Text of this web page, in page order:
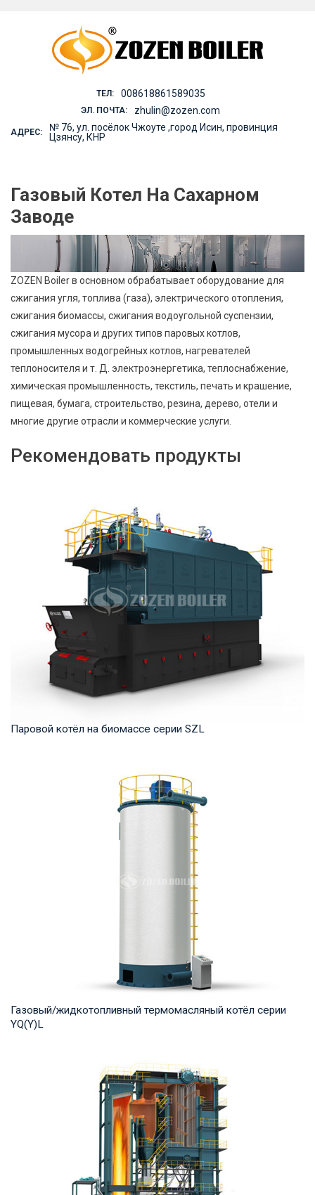
ТЕЛ: 008618861589035
ЭЛ. ПОЧТА: zhulin@zozen.com
АДРЕС:
№ 76, ул. посёлок Чжоуте ,город Исин, провинция
Цзянсу, КНР
Газовый Котел На Сахарном
Заводе
ZOZEN Boiler в основном обрабатывает оборудование для
сжигания угля, топлива (газа), электрического отопления,
сжигания биомассы, сжигания водоугольной суспензии,
сжигания мусора и других типов паровых котлов,
промышленных водогрейных котлов, нагревателей
теплоносителя и т. Д. электроэнергетика, теплоснабжение,
химическая промышленность, текстиль, печать и крашение,
пищевая, бумага, строительство, резина, дерево, отели и
многие другие отрасли и коммерческие услуги.
Рекомендовать продукты
Паровой котёл на биомассе серии SZL
продукта: 4-35 т/ч Температура на выходе: ...
Газовый/жидкотопливный термомасляный котёл серии
YQ(Y)L
мощность продукта: 7,000-29,000 кВт Температ...